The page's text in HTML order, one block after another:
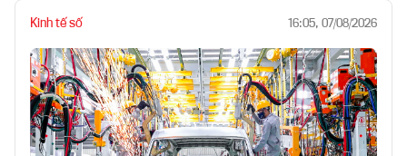
Kinh tế số 16:05, 07/08/2026